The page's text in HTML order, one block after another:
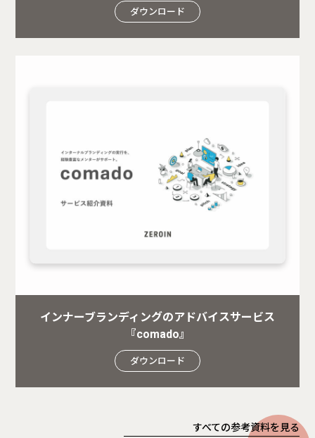
ダウンロード
インナーブランディングのアドバイスサービス
『comado』
ダウンロード
すべての参考資料を見る